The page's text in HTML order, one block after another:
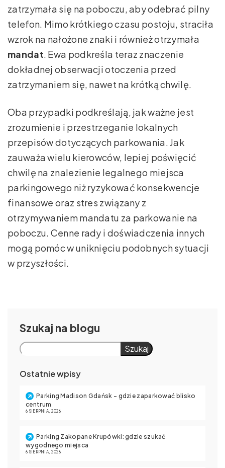
zatrzymała się na poboczu, aby odebrać pilny
telefon. Mimo krótkiego czasu postoju, straciła
wzrok na nałożone znaki i również otrzymała
mandat. Ewa podkreśla teraz znaczenie
dokładnej obserwacji otoczenia przed
zatrzymaniem się, nawet na krótką chwilę.
Oba przypadki podkreślają, jak ważne jest
zrozumienie i przestrzeganie lokalnych
przepisów dotyczących parkowania. Jak
zauważa wielu kierowców, lepiej poświęcić
chwilę na znalezienie legalnego miejsca
parkingowego niż ryzykować konsekwencje
finansowe oraz stres związany z
otrzymywaniem mandatu za parkowanie na
poboczu. Cenne rady i doświadczenia innych
mogą pomóc w uniknięciu podobnych sytuacji
w przyszłości.
Szukaj
Szukaj
Ostatnie wpisy
Parking Madison Gdańsk – gdzie zaparkować blisko
centrum
6 SIERPNIA, 2026
Parking Zakopane Krupówki: gdzie szukać
wygodnego miejsca
6 SIERPNIA, 2026